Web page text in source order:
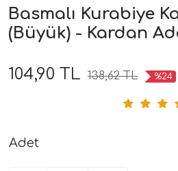
Basmalı Kurabiye
(Büyük) - Kardan
104,90 TL 138,62 TL %24
Adet